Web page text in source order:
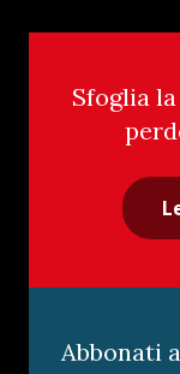
Sfoglia
Abbonati